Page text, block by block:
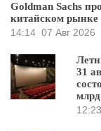
Goldman Sachs
китайском рынке
14:14 07 Авг 2026
31
12:23